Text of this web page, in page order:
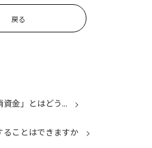
戻る
金」とはどう...
ことはできますか